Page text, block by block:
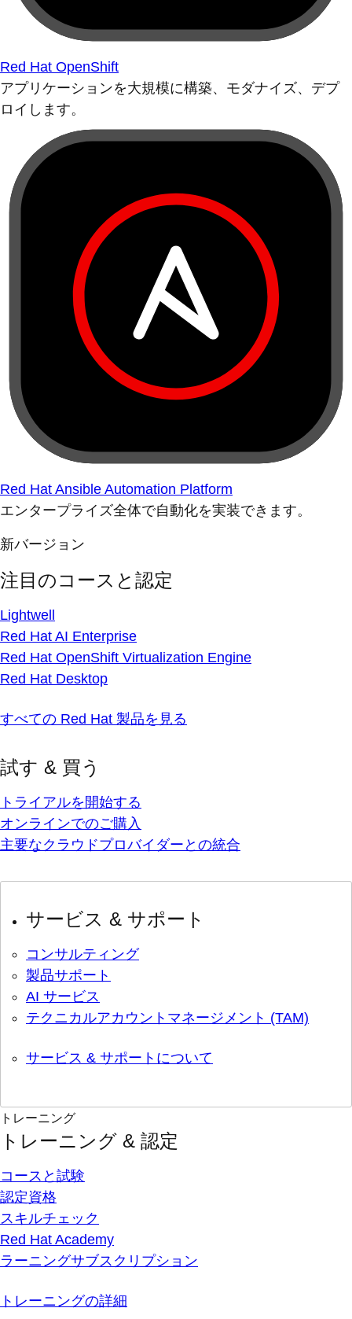
Red Hat OpenShift
アプリケーションを大規模に構築、モダナイズ、デプ
ロイします。
Red Hat Ansible Automation Platform
エンタープライズ全体で自動化を実装できます。
新バージョン
注目のコースと認定
Lightwell
Red Hat AI Enterprise
Red Hat OpenShift Virtualization Engine
Red Hat Desktop
すべての Red Hat 製品を見る
試す & 買う
トライアルを開始する
オンラインでのご購入
主要なクラウドプロバイダーとの統合
サービス & サポート
コンサルティング
製品サポート
AI サービス
テクニカルアカウントマネージメント (TAM)
サービス & サポートについて
トレーニング
トレーニング & 認定
コースと試験
認定資格
スキルチェック
Red Hat Academy
ラーニングサブスクリプション
トレーニングの詳細